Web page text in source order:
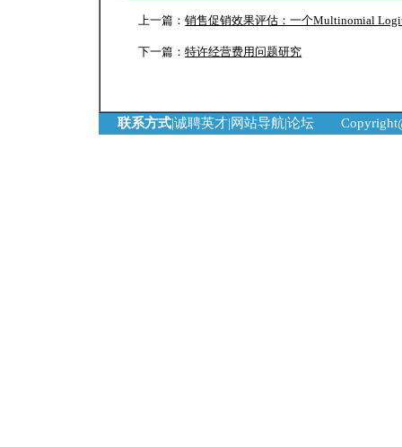
上一篇：销售促销效果评估：一个Multinomial
下一篇：特许经营费用问题研究
联系方式|诚聘英才|网站导航|论坛